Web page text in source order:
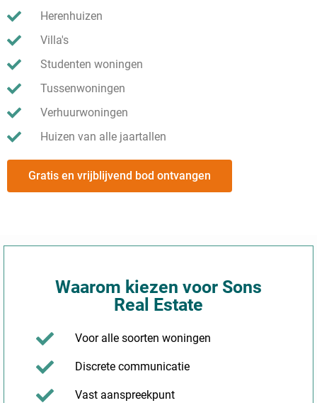
Herenhuizen
Villa's
Studenten woningen
Tussenwoningen
Verhuurwoningen
Huizen van alle jaartallen
Gratis en vrijblijvend bod ontvangen
Waarom kiezen voor Sons
Real Estate
Voor alle soorten woningen
Discrete communicatie
Vast aanspreekpunt